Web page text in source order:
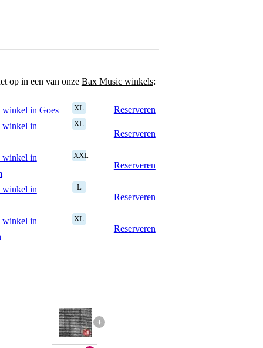
op in een van onze Bax Music winkels:
in Goes XL
Reserveren
winkel in
XL
Reserveren
winkel in
XXL
Reserveren
winkel in
L
Reserveren
winkel in
XL
Reserveren
+